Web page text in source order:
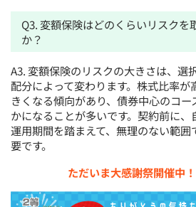
Q3. 変額保険はどのくらいリスクを
か？
A3. 変額保険のリスクの大きさは、選
配分によって変わります。株式比率
きくなる傾向があり、債券中心のコ
かになることが多いです。契約前に
運用期間を踏まえて、無理のない範
要です。
ただいま大感謝祭開催中